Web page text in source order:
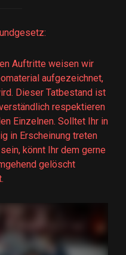
Auftritte weisen wir
aufgezeichnet,
Dieser Tatbestand ist
respektieren
Einzelnen. Solltet Ihr in
in Erscheinung treten
könnt Ihr dem gerne
gelöscht